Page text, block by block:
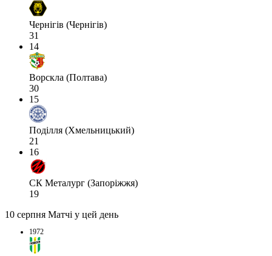
Чернігів (Чернігів)
31
14
Ворскла (Полтава)
30
15
Поділля (Хмельницький)
21
16
СК Металург (Запоріжжя)
19
10 серпня Матчі у цей день
1972